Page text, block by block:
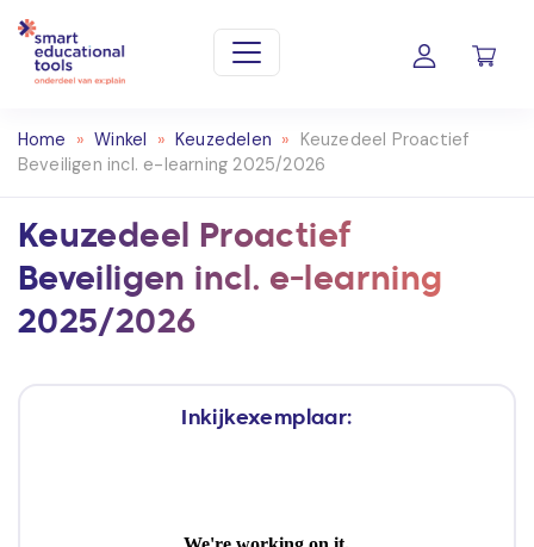
Home » Winkel » Keuzedelen »
Keuzedeel Proactief
Beveiligen incl. e-learning 2025/2026
Keuzedeel Proactief
Beveiligen incl. e-learning
2025/2026
Inkijkexemplaar: